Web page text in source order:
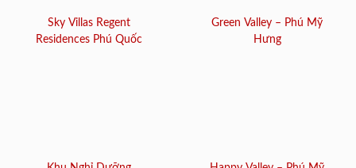
Sky Villas Regent
Residences Phú Quốc
Green Valley – Phú Mỹ
Hưng